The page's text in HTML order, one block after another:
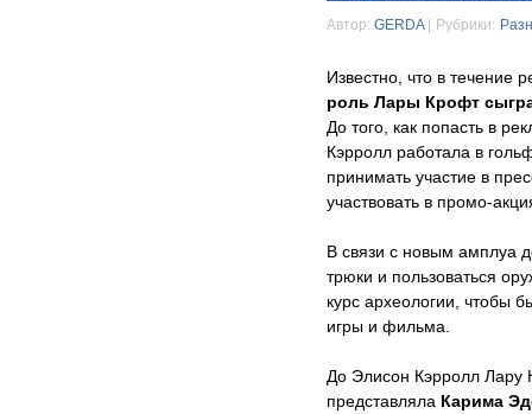
Автор: GERDA| Рубрики:
Известно, что в течение
роль Лары Крофт
До того, как попасть в
Кэрролл работала в
принимать участие в
участвовать в промо-
В связи с новым амплуа
трюки и пользоваться
курс археологии, чтобы
игры и фильма.
До Элисон Кэрролл Лару
представляла Карима